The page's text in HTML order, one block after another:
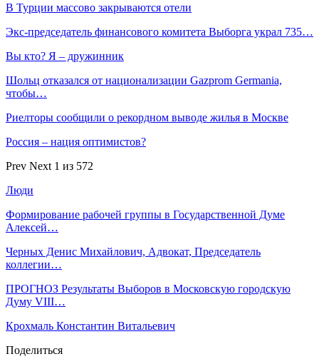
В Турции массово закрываются отели
Экс-председатель финансового комитета Выборга украл 735…
Вы кто? Я – дружинник
Шольц отказался от национализации Gazprom Germania,
чтобы…
Риелторы сообщили о рекордном выводе жилья в Москве
Россия – нация оптимистов?
Prev Next 1 из 572
Люди
Формирование рабочей группы в Государственной Думе
Алексей…
Черных Денис Михайлович, Адвокат, Председатель
коллегии…
ПРОГНОЗ Результаты Выборов в Московскую городскую
Думу VIII…
Крохмаль Константин Витальевич
Поделиться